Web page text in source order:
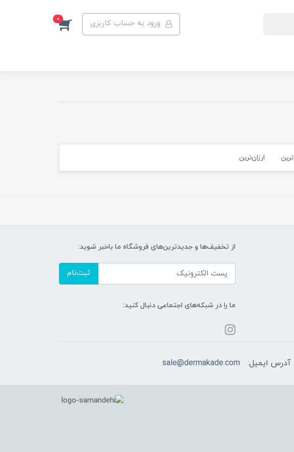
ورود به حساب کاربری 0
ارزان‌ترین
از تخفیف‌ها و جدیدترین‌های فروشگاه ما باخبر شوید:
ثبت‌نام
ما را در شبکه‌های اجتماعی دنبال کنید:
آدرس ایمیل: sale@dermakade.com